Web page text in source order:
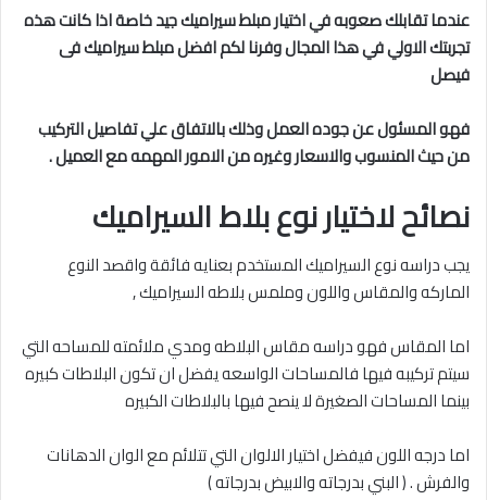
عندما تقابلك صعوبه في اختيار مبلط سيراميك جيد خاصة اذا كانت هذه
تجربتك الاولي في هذا المجال وفرنا لكم افضل مبلط سيراميك فى
فيصل
فهو المسئول عن جوده العمل وذلك بالاتفاق علي تفاصيل التركيب
من حيث المنسوب والاسعار وغيره من الامور المهمه مع العميل .
نصائح لاختيار نوع بلاط السيراميك
يجب دراسه نوع السيراميك المستخدم بعنايه فائقة واقصد النوع
الماركه والمقاس واللون وملمس بلاطه السيراميك ,
اما المقاس فهو دراسه مقاس البلاطه ومدي ملائمته للمساحه التي
سيتم تركيبه فيها فالمساحات الواسعه يفضل ان تكون البلاطات كبيره
بينما المساحات الصغيرة لا ينصح فيها بالبلاطات الكبيره
اما درجه اللون فيفضل اختيار الالوان التي تتلائم مع الوان الدهانات
والفرش . ( البني بدرجاته والابيض بدرجاته )